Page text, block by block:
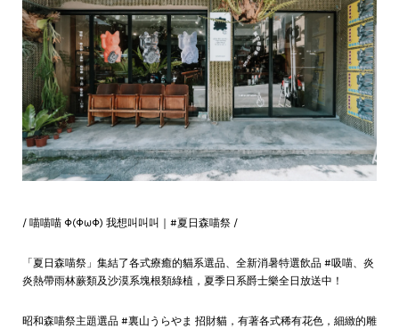
/ 喵喵喵 Φ(ΦωΦ) 我想叫叫叫｜#夏日森喵祭 /
「夏日森喵祭」集結了各式療癒的貓系選品、全新消暑特選飲品 #吸喵、炎
炎熱帶雨林蕨類及沙漠系塊根類綠植，夏季日系爵士樂全日放送中！
昭和森喵祭主題選品 #裏山うらやま 招財貓，有著各式稀有花色，細緻的雕